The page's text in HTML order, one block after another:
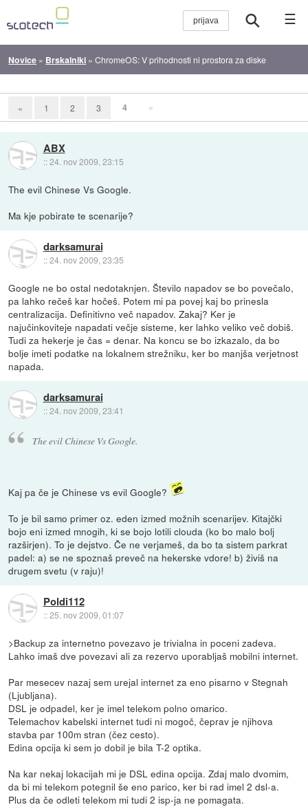
☰
Novice » Brskalniki »ChromeOS: V prihodnosti ni prostora za diske
« 1 2 3 4 »
ABX
::24. nov 2009, 23:15
The evil Chinese Vs Google.
Ma kje pobirate te scenarije?
darksamurai
::24. nov 2009, 23:35
Google ne bo ostal nedotaknjen. Število napadov se bo povečalo,
pa lahko rečeš kar hočeš. Potem mi pa povej kaj bo prinesla
centralizacija. Definitivno več napadov. Zakaj? Ker je
najučinkoviteje napadati večje sisteme, ker lahko veliko več dobiš.
Tudi za hekerje je čas = denar. Na koncu se bo izkazalo, da bo
bolje imeti podatke na lokalnem strežniku, ker bo manjša verjetnost
napada.
darksamurai
::24. nov 2009, 23:41
The evil Chinese Vs Google.
Kaj pa če je Chinese vs evil Google?
To je bil samo primer oz. eden izmed možnih scenarijev. Kitajčki
bojo eni izmed mnogih, ki se bojo lotili clouda (ko bo malo bolj
razširjen). To je dejstvo. Če ne verjameš, da bo ta sistem parkrat
padel: a) se ne spoznaš preveč na hekerske vdore! b) živiš na
drugem svetu (v raju)!
Poldi112
::25. nov 2009, 01:07
>Backup za internetno povezavo je trivialna in poceni zadeva.
Lahko imaš dve povezavi ali za rezervo uporabljaš mobilni internet.
Par mesecev nazaj sem urejal internet za eno pisarno v Stegnah
(Ljubljana).
DSL je odpadel, ker je imel telekom polno omarico.
Telemachov kabelski internet tudi ni mogoč, čeprav je njihova
stavba par 100m stran (čez cesto).
Edina opcija ki sem jo dobil je bila T-2 optika.
Na kar nekaj lokacijah mi je DSL edina opcija. Zdaj malo dvomim,
da bi mi telekom potegnil še eno parico, ker bi rad imel 2 dsl-a.
Plus da če odleti telekom mi tudi 2 isp-ja ne pomagata.